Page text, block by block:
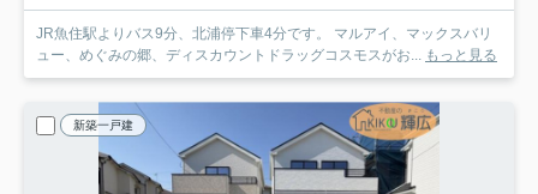
JR魚住駅よりバス9分、北浦停下車4分です。 マルアイ、マックスバリ
ュー、めぐみの郷、ディスカウントドラッグコスモスがお... もっと見る
新築一戸建